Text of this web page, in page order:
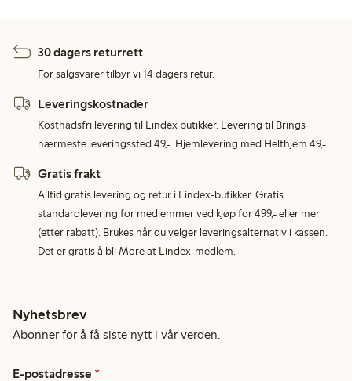
30 dagers returrett
For salgsvarer tilbyr vi 14 dagers retur.
Leveringskostnader
Kostnadsfri levering til Lindex butikker. Levering til Brings
nærmeste leveringssted 49,-. Hjemlevering med Helthjem 49,-.
Gratis frakt
Alltid gratis levering og retur i Lindex-butikker. Gratis
standardlevering for medlemmer ved kjøp for 499,- eller mer
(etter rabatt). Brukes når du velger leveringsalternativ i kassen.
Det er gratis å bli More at Lindex-medlem.
Nyhetsbrev
Abonner for å få siste nytt i vår verden.
E-postadresse *